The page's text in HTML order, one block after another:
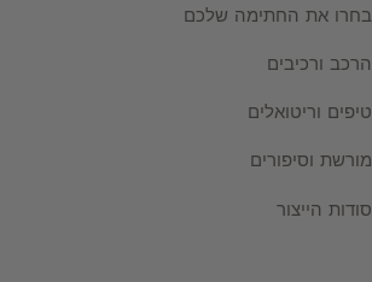
בחרו את החתימה שלכם
הרכב ורכיבים
טיפים וריטואלים
מורשת וסיפורים
סודות הייצור